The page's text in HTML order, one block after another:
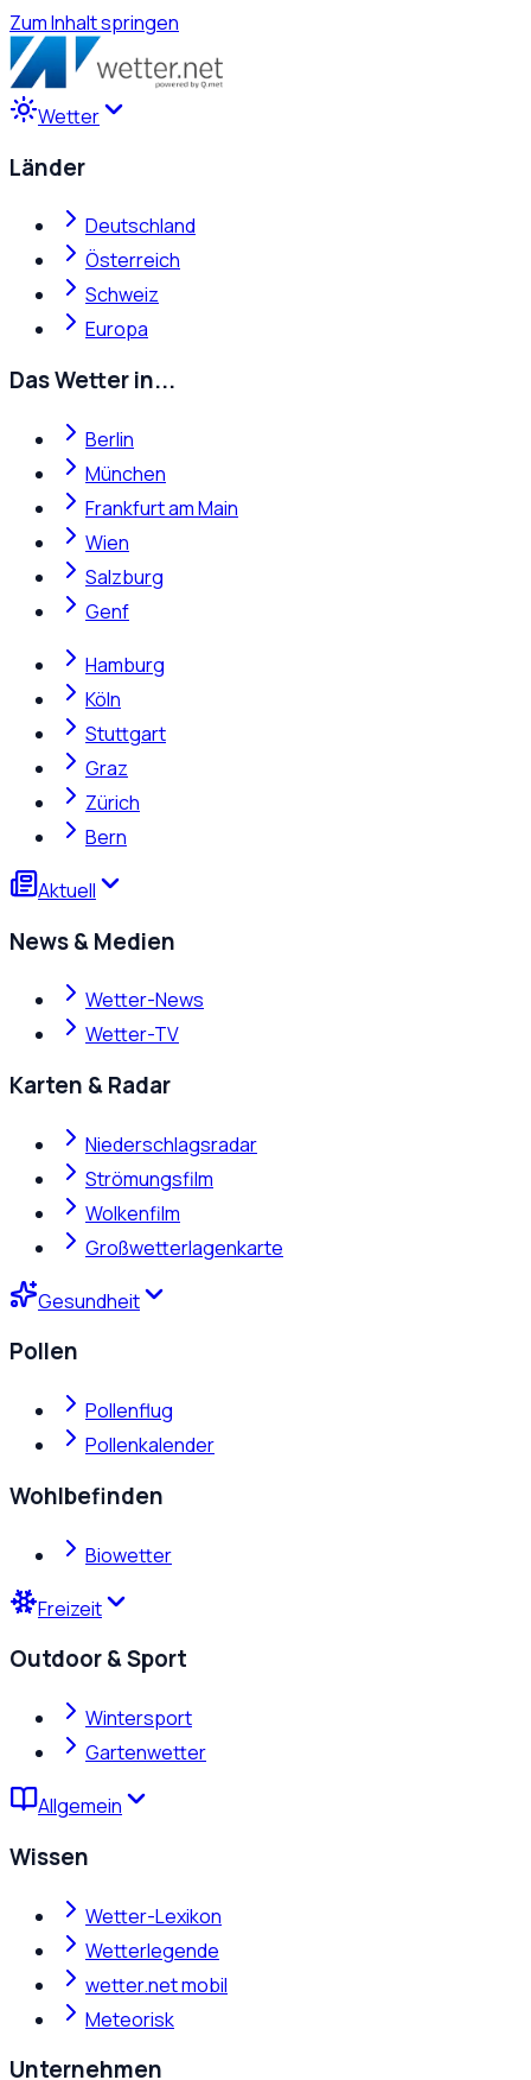
Zum Inhalt springen
Wetter
Länder
Deutschland
Österreich
Schweiz
Europa
Das Wetter in...
Berlin
München
Frankfurt am Main
Wien
Salzburg
Genf
Hamburg
Köln
Stuttgart
Graz
Zürich
Bern
Aktuell
News & Medien
Wetter-News
Wetter-TV
Karten & Radar
Niederschlagsradar
Strömungsfilm
Wolkenfilm
Großwetterlagenkarte
Gesundheit
Pollen
Pollenflug
Pollenkalender
Wohlbefinden
Biowetter
Freizeit
Outdoor & Sport
Wintersport
Gartenwetter
Allgemein
Wissen
Wetter-Lexikon
Wetterlegende
wetter.net mobil
Meteorisk
Unternehmen